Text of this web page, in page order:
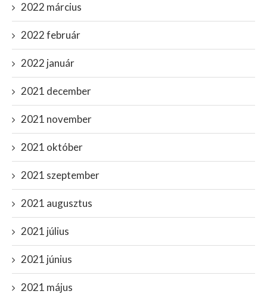
2022 március
2022 február
2022 január
2021 december
2021 november
2021 október
2021 szeptember
2021 augusztus
2021 július
2021 június
2021 május